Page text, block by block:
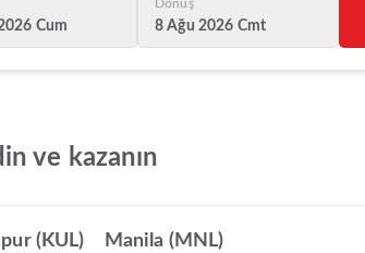
Cum
Dönüş
8 Ağu 2026 Cmt
ve kazanın
(KUL) Manila (MNL)